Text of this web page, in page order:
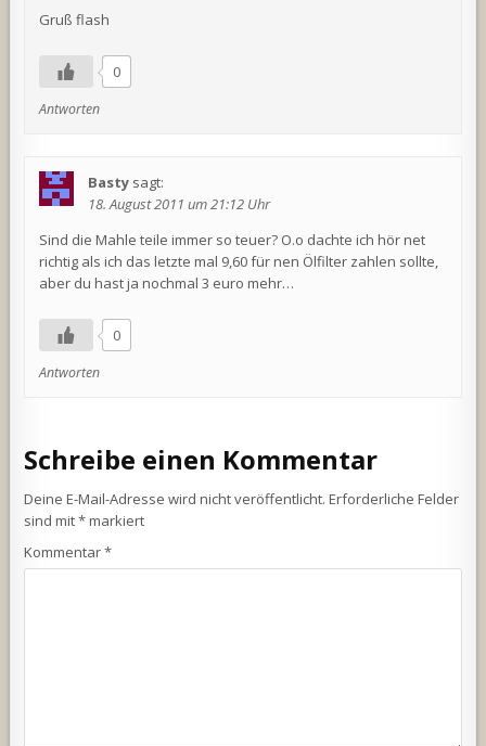
Gruß flash
0
Antworten
Basty sagt:
18. August 2011 um 21:12 Uhr
Sind die Mahle teile immer so teuer? O.o dachte ich hör net
richtig als ich das letzte mal 9,60 für nen Ölfilter zahlen sollte,
aber du hast ja nochmal 3 euro mehr…
0
Antworten
Schreibe einen Kommentar
Deine E-Mail-Adresse wird nicht veröffentlicht. Erforderliche Felder
sind mit*markiert
Kommentar*